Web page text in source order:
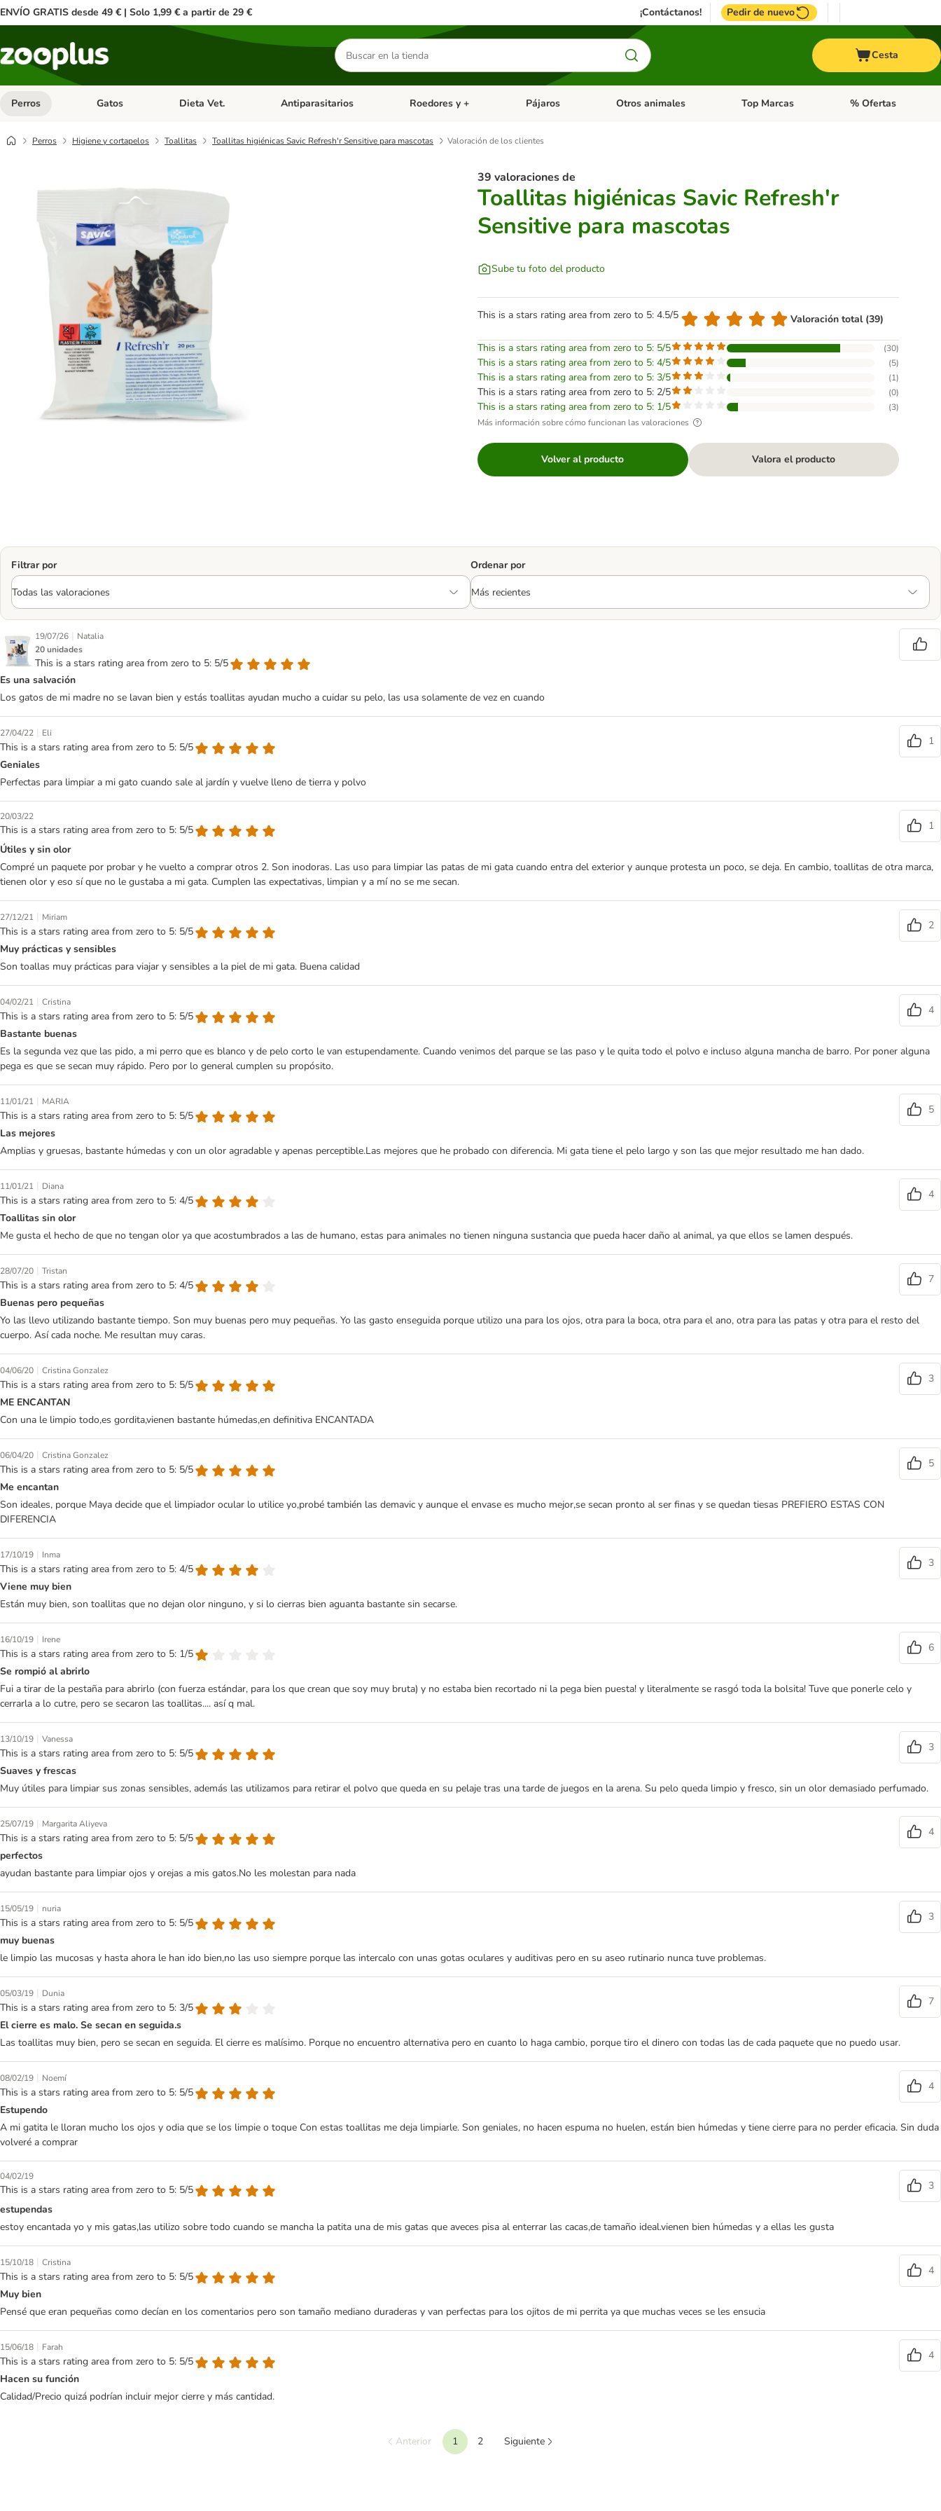
ENVÍO GRATIS desde 49 € | Solo 1,99 € a partir de 29 € ¡Contáctanos! Pedir de nuevo
Buscar
productos
Cesta
Perros Menú de categoria abierto: Perros
Gatos Menú de categoria abierto: Gatos
Dieta Vet. Menú de categoria abierto: Dieta Vet.
Antiparasitarios Menú de categoria abierto: Antiparasitarios
Roedores y + Menú de categoria abierto: Roedores y +
Pájaros Menú de categoria abierto: Pájaros
Otros animales Menú de categoria abierto: Otros animales
Top Marcas Menú de categoria
% Ofertas
Perros Higiene y cortapelos Toallitas Toallitas higiénicas Savic Refresh'r Sensitive para mascotas Valoración de los clientes
39 valoraciones de
Toallitas higiénicas Savic Refresh'r
Sensitive para mascotas
Sube tu foto del producto
This is a stars rating area from zero to 5: 4.5/5 Valoración total (39)
This is a stars rating area from zero to 5: 5/5 (30)
This is a stars rating area from zero to 5: 4/5 (5)
This is a stars rating area from zero to 5: 3/5 (1)
This is a stars rating area from zero to 5: 2/5 (0)
This is a stars rating area from zero to 5: 1/5 (3)
Más información sobre cómo funcionan las valoraciones
Volver al producto Valora el producto
Filtrar por Ordenar por
19/07/26 | Natalia
20 unidades
This is a stars rating area from zero to 5: 5/5
Es una salvación
Los gatos de mi madre no se lavan bien y estás toallitas ayudan mucho a cuidar su pelo, las usa solamente de vez en cuando
27/04/22 | Eli
This is a stars rating area from zero to 5: 5/5
1
Geniales
Perfectas para limpiar a mi gato cuando sale al jardín y vuelve lleno de tierra y polvo
20/03/22
This is a stars rating area from zero to 5: 5/5
1
Útiles y sin olor
Compré un paquete por probar y he vuelto a comprar otros 2. Son inodoras. Las uso para limpiar las patas de mi gata cuando entra del exterior y aunque protesta un poco, se deja. En cambio, toallitas de otra marca,
tienen olor y eso sí que no le gustaba a mi gata. Cumplen las expectativas, limpian y a mí no se me secan.
27/12/21 | Miriam
This is a stars rating area from zero to 5: 5/5
2
Muy prácticas y sensibles
Son toallas muy prácticas para viajar y sensibles a la piel de mi gata. Buena calidad
04/02/21 | Cristina
This is a stars rating area from zero to 5: 5/5
4
Bastante buenas
Es la segunda vez que las pido, a mi perro que es blanco y de pelo corto le van estupendamente. Cuando venimos del parque se las paso y le quita todo el polvo e incluso alguna mancha de barro. Por poner alguna
pega es que se secan muy rápido. Pero por lo general cumplen su propósito.
11/01/21 | MARIA
This is a stars rating area from zero to 5: 5/5
5
Las mejores
Amplias y gruesas, bastante húmedas y con un olor agradable y apenas perceptible.Las mejores que he probado con diferencia. Mi gata tiene el pelo largo y son las que mejor resultado me han dado.
11/01/21 | Diana
This is a stars rating area from zero to 5: 4/5
4
Toallitas sin olor
Me gusta el hecho de que no tengan olor ya que acostumbrados a las de humano, estas para animales no tienen ninguna sustancia que pueda hacer daño al animal, ya que ellos se lamen después.
28/07/20 | Tristan
This is a stars rating area from zero to 5: 4/5
7
Buenas pero pequeñas
Yo las llevo utilizando bastante tiempo. Son muy buenas pero muy pequeñas. Yo las gasto enseguida porque utilizo una para los ojos, otra para la boca, otra para el ano, otra para las patas y otra para el resto del
cuerpo. Así cada noche. Me resultan muy caras.
04/06/20 | Cristina Gonzalez
This is a stars rating area from zero to 5: 5/5
3
ME ENCANTAN
Con una le limpio todo,es gordita,vienen bastante húmedas,en definitiva ENCANTADA
06/04/20 | Cristina Gonzalez
This is a stars rating area from zero to 5: 5/5
5
Me encantan
Son ideales, porque Maya decide que el limpiador ocular lo utilice yo,probé también las demavic y aunque el envase es mucho mejor,se secan pronto al ser finas y se quedan tiesas PREFIERO ESTAS CON
DIFERENCIA
17/10/19 | Inma
This is a stars rating area from zero to 5: 4/5
3
Viene muy bien
Están muy bien, son toallitas que no dejan olor ninguno, y si lo cierras bien aguanta bastante sin secarse.
16/10/19 | Irene
This is a stars rating area from zero to 5: 1/5
6
Se rompió al abrirlo
Fui a tirar de la pestaña para abrirlo (con fuerza estándar, para los que crean que soy muy bruta) y no estaba bien recortado ni la pega bien puesta! y literalmente se rasgó toda la bolsita! Tuve que ponerle celo y
cerrarla a lo cutre, pero se secaron las toallitas.... así q mal.
13/10/19 | Vanessa
This is a stars rating area from zero to 5: 5/5
3
Suaves y frescas
Muy útiles para limpiar sus zonas sensibles, además las utilizamos para retirar el polvo que queda en su pelaje tras una tarde de juegos en la arena. Su pelo queda limpio y fresco, sin un olor demasiado perfumado.
25/07/19 | Margarita Aliyeva
This is a stars rating area from zero to 5: 5/5
4
perfectos
ayudan bastante para limpiar ojos y orejas a mis gatos.No les molestan para nada
15/05/19 | nuria
This is a stars rating area from zero to 5: 5/5
3
muy buenas
le limpio las mucosas y hasta ahora le han ido bien,no las uso siempre porque las intercalo con unas gotas oculares y auditivas pero en su aseo rutinario nunca tuve problemas.
05/03/19 | Dunia
This is a stars rating area from zero to 5: 3/5
7
El cierre es malo. Se secan en seguida.s
Las toallitas muy bien, pero se secan en seguida. El cierre es malísimo. Porque no encuentro alternativa pero en cuanto lo haga cambio, porque tiro el dinero con todas las de cada paquete que no puedo usar.
08/02/19 | Noemí
This is a stars rating area from zero to 5: 5/5
4
Estupendo
A mi gatita le lloran mucho los ojos y odia que se los limpie o toque Con estas toallitas me deja limpiarle. Son geniales, no hacen espuma no huelen, están bien húmedas y tiene cierre para no perder eficacia. Sin duda
volveré a comprar
04/02/19
This is a stars rating area from zero to 5: 5/5
3
estupendas
estoy encantada yo y mis gatas,las utilizo sobre todo cuando se mancha la patita una de mis gatas que aveces pisa al enterrar las cacas,de tamaño ideal.vienen bien húmedas y a ellas les gusta
15/10/18 | Cristina
This is a stars rating area from zero to 5: 5/5
4
Muy bien
Pensé que eran pequeñas como decían en los comentarios pero son tamaño mediano duraderas y van perfectas para los ojitos de mi perrita ya que muchas veces se les ensucia
15/06/18 | Farah
This is a stars rating area from zero to 5: 5/5
4
Hacen su función
Calidad/Precio quizá podrían incluir mejor cierre y más cantidad.
Anterior 1 2 Siguiente